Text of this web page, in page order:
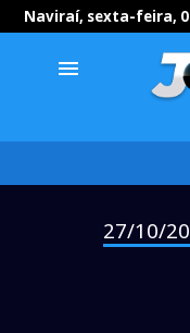
Naviraí, sexta-feira,
menu
27/10/